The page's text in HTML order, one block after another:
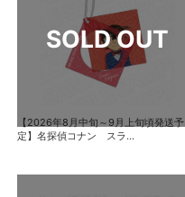
【2026年8月中旬～9月上旬頃発送予
定】名探偵コナン スラ...